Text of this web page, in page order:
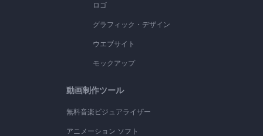
ロゴ
グラフィック・デザイン
ウエブサイト
モックアップ
動画制作ツール
無料音楽ビジュアライザー
アニメーション ソフト